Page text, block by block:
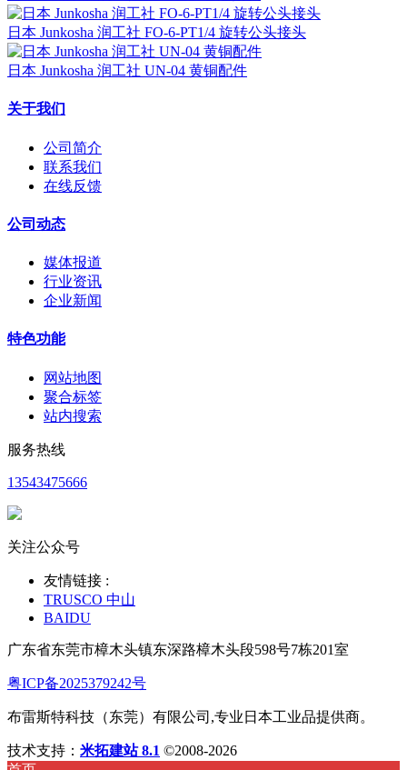
日本 Junkosha 润工社 FO-6-PT1/4 旋转公头接头
日本 Junkosha 润工社 UN-04 黄铜配件
关于我们
公司简介
联系我们
在线反馈
公司动态
媒体报道
行业资讯
企业新闻
特色功能
网站地图
聚合标签
站内搜索
服务热线
13543475666
关注公众号
友情链接 :
TRUSCO 中山
BAIDU
广东省东莞市樟木头镇东深路樟木头段598号7栋201室
粤ICP备2025379242号
布雷斯特科技（东莞）有限公司,专业日本工业品提供商。
技术支持： 米拓建站 8.1 ©2008-2026